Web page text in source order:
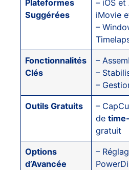
Plateformes
Suggérées
– iOS
iMovie
–
Fonctionnalités
Clés
–
–
–
Outils Gratuits
–
de
gratuit
Options
d’Avancée
–